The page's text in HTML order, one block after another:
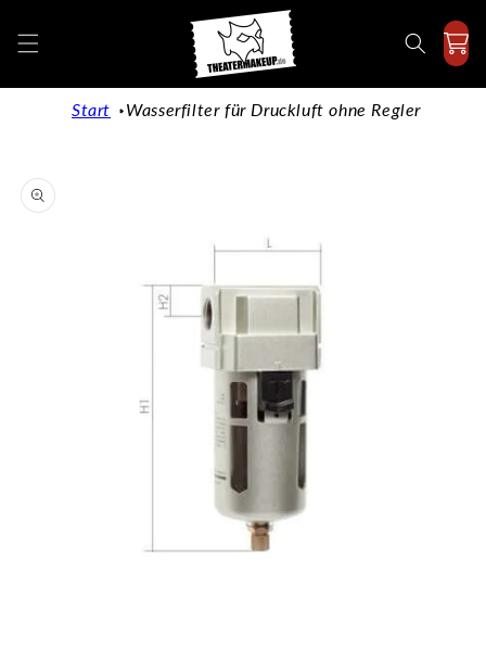
Inhalt
Start Wasserfilter für Druckluft ohne Regler